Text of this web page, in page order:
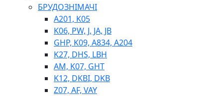
BIMETAL
БРУДОЗНІМАЧІ
A201, K05
K06, PW, J, JA, JB
GHP, K09, A834, A204
K27, DHS, LBH
AM, K07, GHT
K12, DKBI, DKB
Z07, AF, VAY